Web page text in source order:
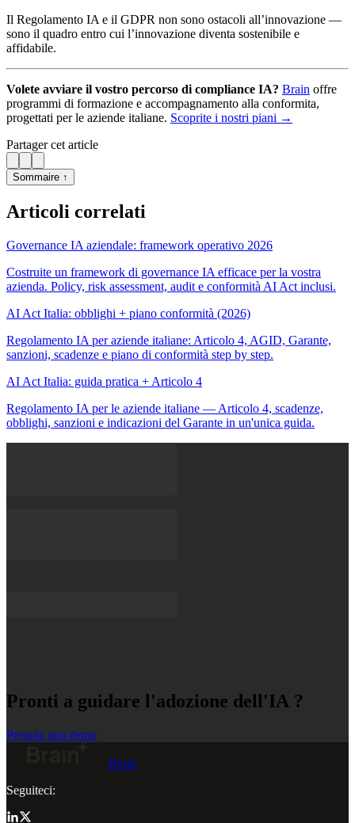
Il Regolamento IA e il GDPR non sono ostacoli all’innovazione —
sono il quadro entro cui l’innovazione diventa sostenibile e
affidabile.
Volete avviare il vostro percorso di compliance IA? Brain offre
programmi di formazione e accompagnamento alla conformita,
progettati per le aziende italiane. Scoprite i nostri piani →
Partager cet article
Sommaire ↑
Articoli correlati
Governance IA aziendale: framework operativo 2026
Costruite un framework di governance IA efficace per la vostra
azienda. Policy, risk assessment, audit e conformità AI Act inclusi.
AI Act Italia: obblighi + piano conformità (2026)
Regolamento IA per aziende italiane: Articolo 4, AGID, Garante,
sanzioni, scadenze e piano di conformità step by step.
AI Act Italia: guida pratica + Articolo 4
Regolamento IA per le aziende italiane — Articolo 4, scadenze,
obblighi, sanzioni e indicazioni del Garante in un'unica guida.
Pronti a guidare l'adozione dell'IA ?
Prenota una demo
Brain
Seguiteci: